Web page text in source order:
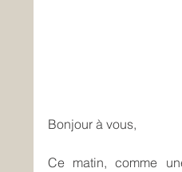
Bonjour à vous,
Ce matin, comme